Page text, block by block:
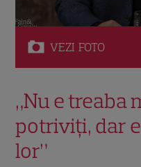
VEZI FOTO
„Nu e treaba
potriviți, dar
lor”